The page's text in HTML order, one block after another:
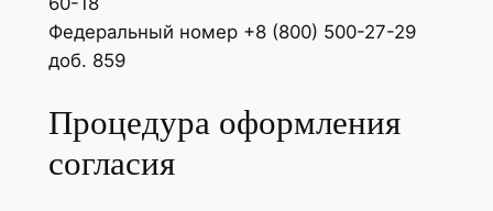
Федеральный номер +8 (800) 500-27-29
доб. 859
Процедура оформления
согласия